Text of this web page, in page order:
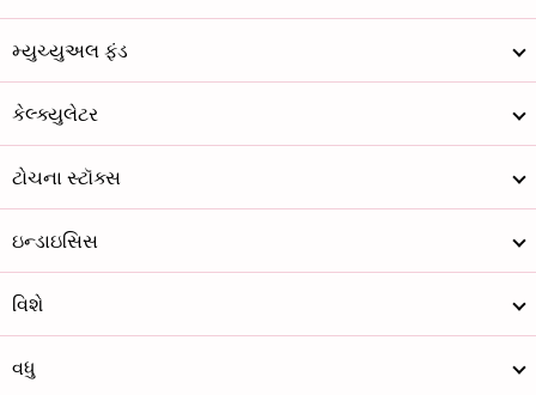
મ્યુચ્યુઅલ ફંડ
કેલ્ક્યુલેટર
ટોચના સ્ટૉક્સ
ઇન્ડાઇસિસ
વિશે
વધુ